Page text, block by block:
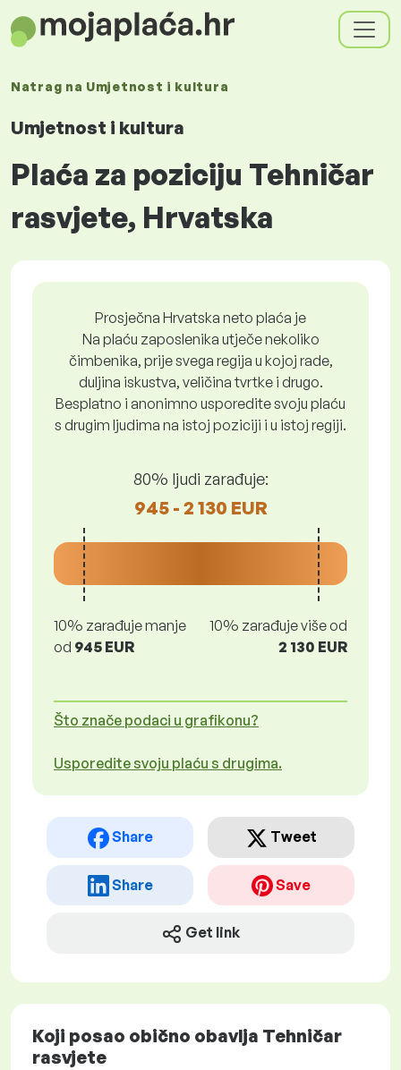
Natrag na Umjetnost i kultura
Umjetnost i kultura
Plaća za poziciju Tehničar
rasvjete, Hrvatska
Prosječna Hrvatska neto plaća je
Na plaću zaposlenika utječe nekoliko
čimbenika, prije svega regija u kojoj rade,
duljina iskustva, veličina tvrtke i drugo.
Besplatno i anonimno usporedite svoju plaću
s drugim ljudima na istoj poziciji i u istoj regiji.
80% ljudi zarađuje:
945 - 2 130 EUR
10% zarađuje manje
od 945 EUR
10% zarađuje više od
2 130 EUR
Što znače podaci u grafikonu?
Usporedite svoju plaću s drugima.
Share Tweet
Share Save
Get link
Koji posao obično obavlja Tehničar
rasvjete